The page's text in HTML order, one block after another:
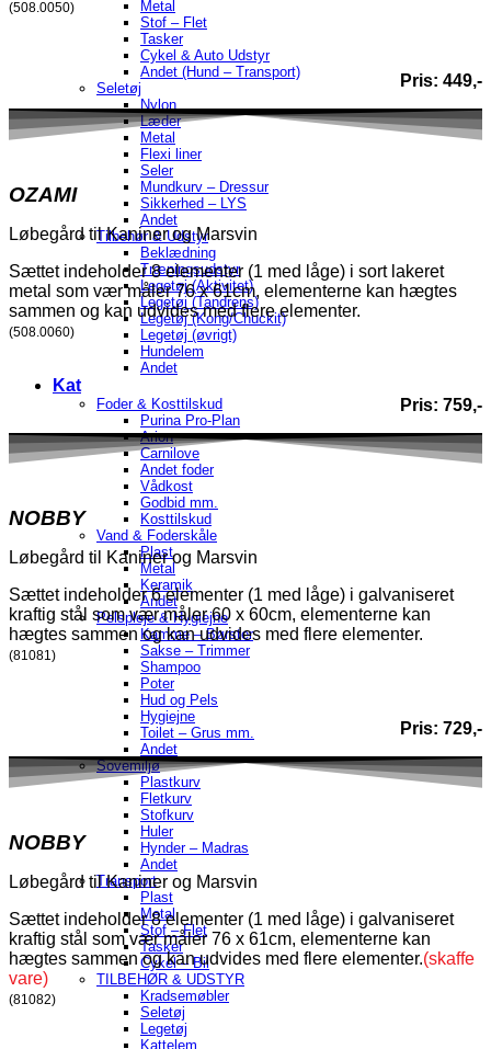
Metal
Stof – Flet
Tasker
Cykel & Auto Udstyr
Andet (Hund – Transport)
Seletøj
Nylon
Læder
Metal
Flexi liner
Seler
Mundkurv – Dressur
Sikkerhed – LYS
Andet
Tilbehør & Udstyr
Beklædning
Træningsudstyr
Legetøj (Aktivitet)
Legetøj (Tandrens)
Legetøj (Kong/Chuckit)
Legetøj (øvrigt)
Hundelem
Andet
Kat
Foder & Kosttilskud
Purina Pro-Plan
Arion
Carnilove
Andet foder
Vådkost
Godbid mm.
Kosttilskud
Vand & Foderskåle
Plast
Metal
Keramik
Andet
Pelspleje & Hygiejne
Kamme – Børster
Sakse – Trimmer
Shampoo
Poter
Hud og Pels
Hygiejne
Toilet – Grus mm.
Andet
Sovemiljø
Plastkurv
Fletkurv
Stofkurv
Huler
Hynder – Madras
Andet
Transport
Plast
Metal
Stof – Flet
Tasker
Cykel – Bil
TILBEHØR & UDSTYR
Kradsemøbler
Seletøj
Legetøj
Kattelem
(508.0050)
Pris: 449,-
OZAMI
Løbegård til Kaniner og Marsvin
Sættet indeholder 8 elementer (1 med låge) i sort lakeret
metal som vær måler 76 x 61cm, elementerne kan hægtes
sammen og kan udvides med flere elementer.
(508.0060)
Pris: 759,-
NOBBY
Løbegård til Kaniner og Marsvin
Sættet indeholder 6 elementer (1 med låge) i galvaniseret
kraftig stål som vær måler 60 x 60cm, elementerne kan
hægtes sammen og kan udvides med flere elementer.
(81081)
Pris: 729,-
NOBBY
Løbegård til Kaniner og Marsvin
Sættet indeholder 8 elementer (1 med låge) i galvaniseret
kraftig stål som vær måler 76 x 61cm, elementerne kan
hægtes sammen og kan udvides med flere elementer.(skaffe
vare)
(81082)